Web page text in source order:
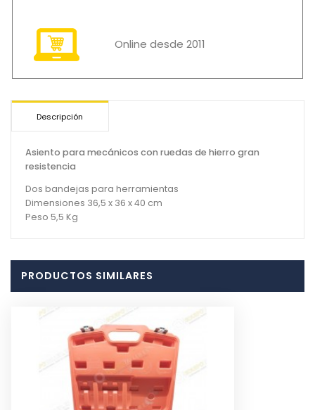
Online desde 2011
Descripción
Asiento para mecánicos con ruedas de hierro gran
resistencia
Dos bandejas para herramientas
Dimensiones 36,5 x 36 x 40 cm
Peso 5,5 Kg
PRODUCTOS SIMILARES